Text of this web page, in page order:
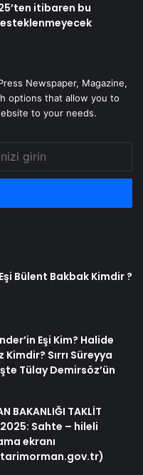
itibaren bu
Newspaper, Magazine,
options that allow you to
to your needs.
Bülent Bakbak Kimdir ?
Eşi Kim? Halide
Sırrı Süreyya
Tülay Demirsöz’ün
BAKANLIĞI TAKLİT
2025: Sahte – hileli
ekranı